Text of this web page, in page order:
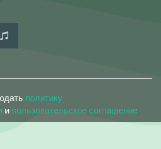
политику
и пользовательское соглашение